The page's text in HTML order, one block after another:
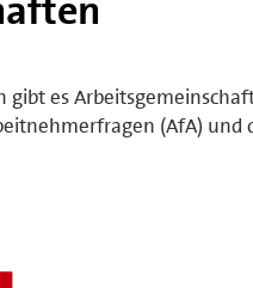
gibt es
(AfA)